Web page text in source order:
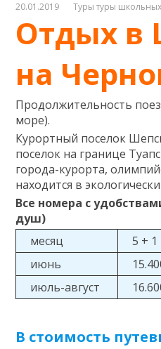
20.01.2019 Туры туры
Отдых в
на
Продолжительность
море).
Курортный поселок
поселок на границе
города-курорта,
находится в
Все номера с
душ)
месяц
5 + 1
июнь
июль-август
В стоимость